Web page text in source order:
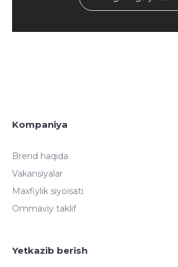
Kompaniya
Brend haqida
Vakansiyalar
Maxfiylik siyoisati
Ommaviy taklif
Yetkazib berish